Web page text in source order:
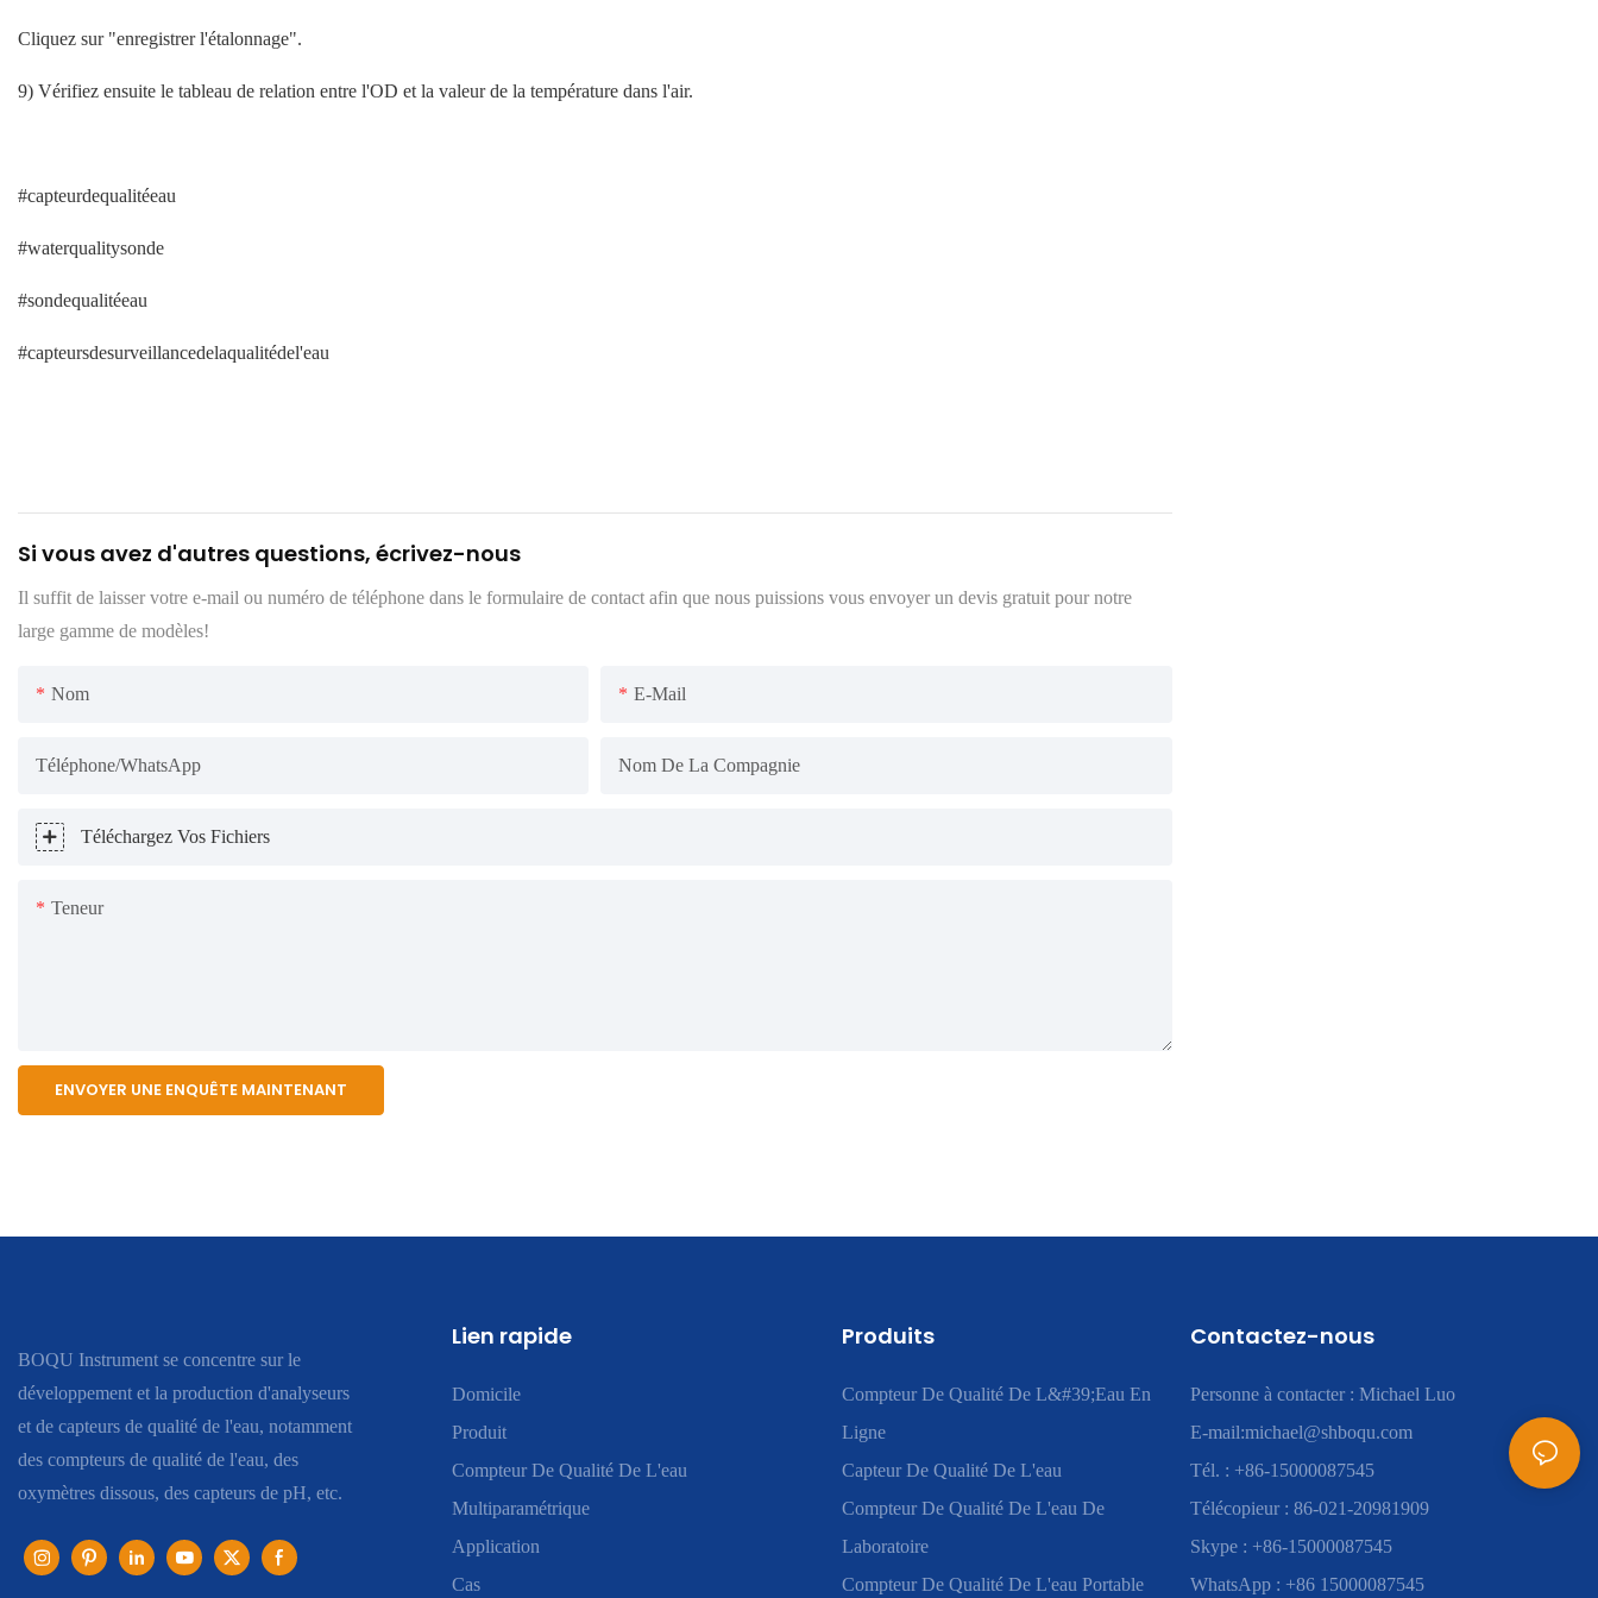
Cliquez sur "enregistrer l'étalonnage".
9) Vérifiez ensuite le tableau de relation entre l'OD et la valeur de la température dans l'air.
#capteurdequalitéeau
#waterqualitysonde
#sondequalitéeau
#capteursdesurveillancedelaqualitédel'eau
Si vous avez d'autres questions, écrivez-nous
Il suffit de laisser votre e-mail ou numéro de téléphone dans le formulaire de contact afin que nous puissions vous envoyer un devis gratuit pour notre
large gamme de modèles!
Nom E-Mail
Téléphone/WhatsApp Nom De La Compagnie
Téléchargez Vos Fichiers
Teneur
ENVOYER UNE ENQUÊTE MAINTENANT
BOQU Instrument se concentre sur le
développement et la production d'analyseurs
et de capteurs de qualité de l'eau, notamment
des compteurs de qualité de l'eau, des
oxymètres dissous, des capteurs de pH, etc.
Lien rapide
Domicile
Produit
Compteur De Qualité De L'eau
Multiparamétrique
Application
Cas
Produits
Compteur De Qualité De L&#39;eau En
Ligne
Capteur De Qualité De L'eau
Compteur De Qualité De L'eau De
Laboratoire
Compteur De Qualité De L'eau Portable
Contactez-nous
Personne à contacter : Michael Luo
E-mail:michael@shboqu.com
Tél. : +86-15000087545
Télécopieur : 86-021-20981909
Skype : +86-15000087545
WhatsApp : +86 15000087545